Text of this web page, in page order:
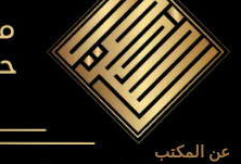
عن المكتب